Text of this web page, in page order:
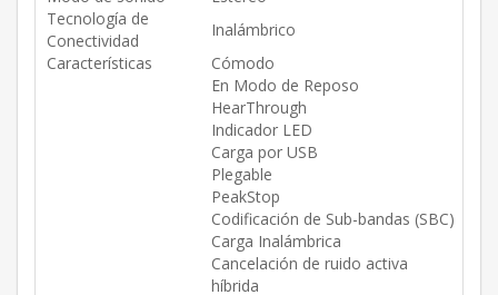
Tecnología de
Conectividad
Inalámbrico
Características
Cómodo
En Modo de Reposo
HearThrough
Indicador LED
Carga por USB
Plegable
PeakStop
Codificación de Sub-bandas (SBC)
Carga Inalámbrica
Cancelación de ruido activa
híbrida